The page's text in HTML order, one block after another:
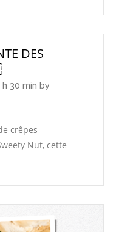
DES
30 min by
crêpes
Nut, cette